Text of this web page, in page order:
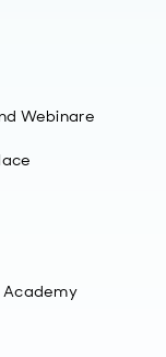
Webinare
Academy